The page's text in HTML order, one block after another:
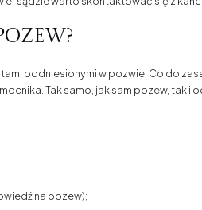
podniesionymi w pozwie. Co do
Tak samo, jak sam pozew, tak
na pozew);